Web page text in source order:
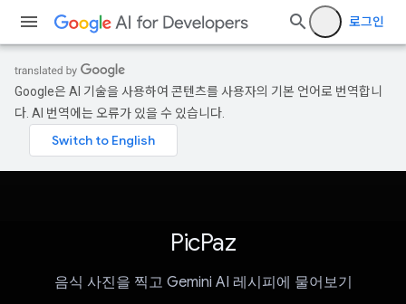
로그인
Google은 AI 기술을 사용하여 콘텐츠를 사용자의 기본 언어로 번역합니
다. AI 번역에는 오류가 있을 수 있습니다.
PicPaz
음식 사진을 찍고 Gemini AI 레시피에 물어보기